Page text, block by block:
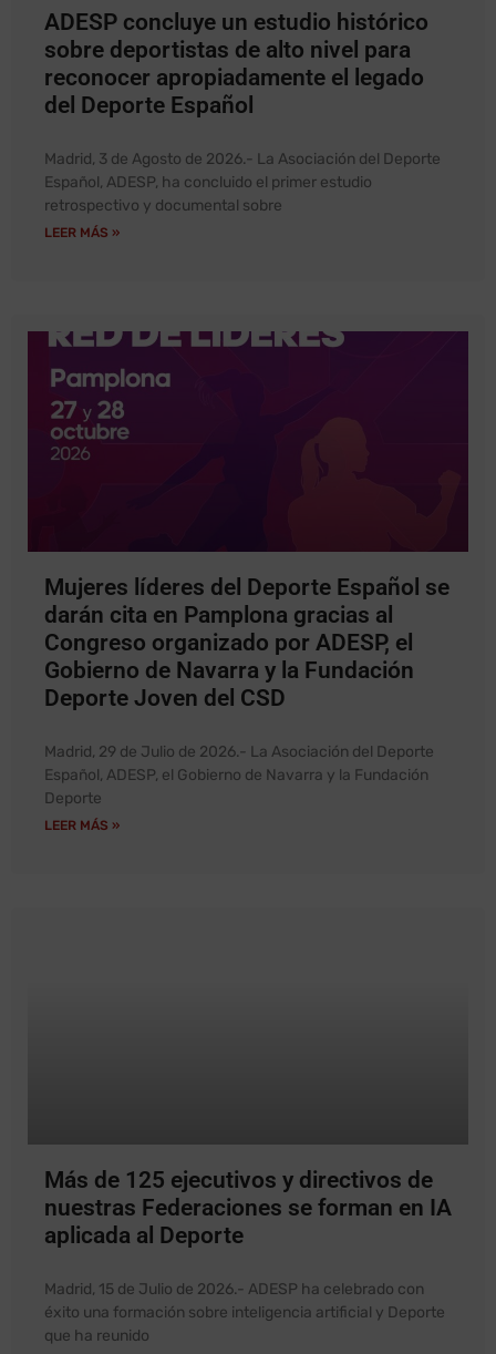
ADESP concluye un estudio histórico
sobre deportistas de alto nivel para
reconocer apropiadamente el legado
del Deporte Español
Madrid, 3 de Agosto de 2026.- La Asociación del Deporte
Español, ADESP, ha concluido el primer estudio
retrospectivo y documental sobre
LEER MÁS »
Mujeres líderes del Deporte Español se
darán cita en Pamplona gracias al
Congreso organizado por ADESP, el
Gobierno de Navarra y la Fundación
Deporte Joven del CSD
Madrid, 29 de Julio de 2026.- La Asociación del Deporte
Español, ADESP, el Gobierno de Navarra y la Fundación
Deporte
LEER MÁS »
Más de 125 ejecutivos y directivos de
nuestras Federaciones se forman en IA
aplicada al Deporte
Madrid, 15 de Julio de 2026.- ADESP ha celebrado con
éxito una formación sobre inteligencia artificial y Deporte
que ha reunido